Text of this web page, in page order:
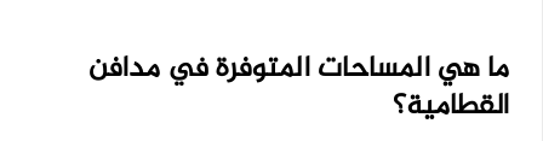
ما هي المساحات المتوفرة في مدافن
القطامية؟